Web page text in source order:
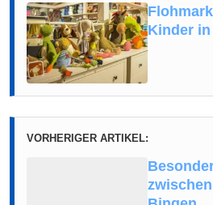
Kinder
VORHERIGER ARTIKEL: